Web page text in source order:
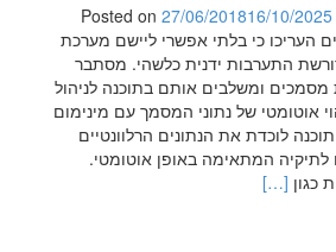
Posted on 27/06/201816/10/2025
העריכו כי בלתי אפשרי ליישם מערכת
התערבות ידנית כלשהי. מסתבר
ומשלבים אותם בתוכנה לניהול
אוטומטי של נתוני המסמך עם מינימום
לוכדת את הנתונים הרלוונטיים
המתאימה באופן אוטומטי.
כגון Read
[…]